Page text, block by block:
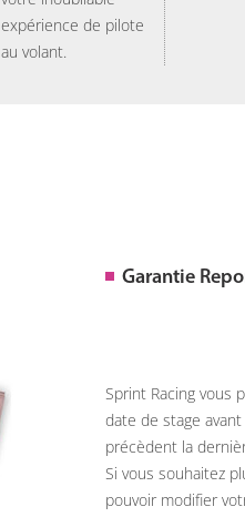
expérience de pilote
au volant.
Garantie
Sprint Racing vous
date de stage
précèdent la
Si vous souhaitez
pouvoir modifier